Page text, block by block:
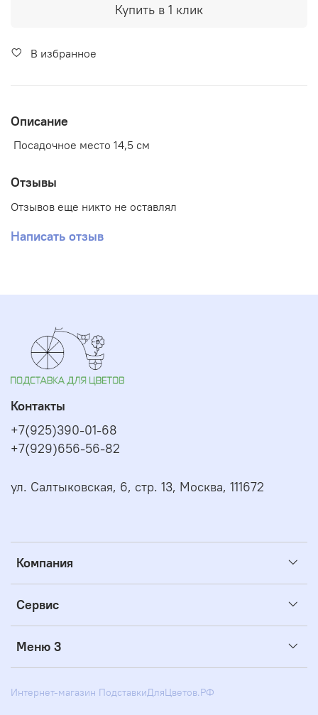
Купить в 1 клик
В избранное
Описание
Посадочное место 14,5 см
Отзывы
Отзывов еще никто не оставлял
Написать отзыв
Компания
Сервис
Меню 3
Контакты
+7(925)390-01-68
+7(929)656-56-82
ул. Салтыковская, 6, стр. 13, Москва, 111672
Интернет-магазин ПодставкиДляЦветов.РФ